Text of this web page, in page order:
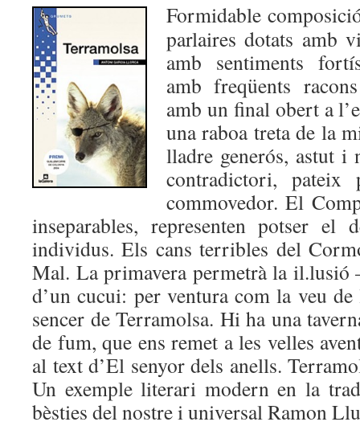
Formidable
parlaires dotats amb
amb sentiments
amb freqüents
amb un final obert a
una raboa treta de la
lladre generós, astut
contradictori, pateix
commovedor. El
inseparables, representen potser el
individus. Els cans terribles del
Mal. La primavera permetrà la il.lusió
d’un cucui: per ventura com la veu
sencer de Terramolsa. Hi ha una
de fum, que ens remet a les velles
al text d’El senyor dels anells.
Un exemple literari modern en la
bèsties del nostre i universal Ramon